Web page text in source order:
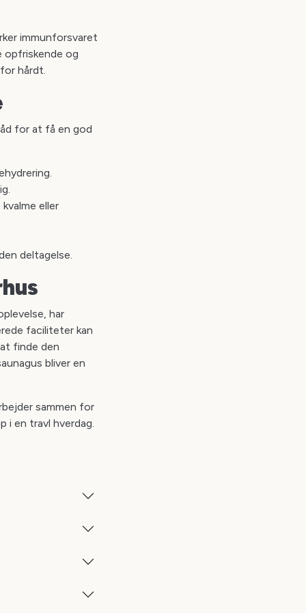
immunforsvaret
opfriskende og
hårdt.
for at få en god
eller
deltagelse.
har
faciliteter kan
finde den
bliver en
sammen for
i en travl hverdag.